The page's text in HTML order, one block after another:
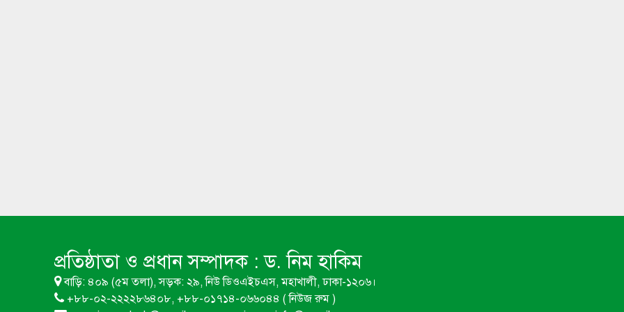
প্রতিষ্ঠাতা ও প্রধান সম্পাদক :ড. নিম হাকিম
বাড়ি: ৪০৯ (৫ম তলা), সড়ক: ২৯, নিউ ডিওএইচএস, মহাখালী, ঢাকা-১২০৬।
+৮৮-০২-২২২২৮৬৪০৮, +৮৮-০১৭১৪-০৬৬০৪৪ ( নিউজ রুম )